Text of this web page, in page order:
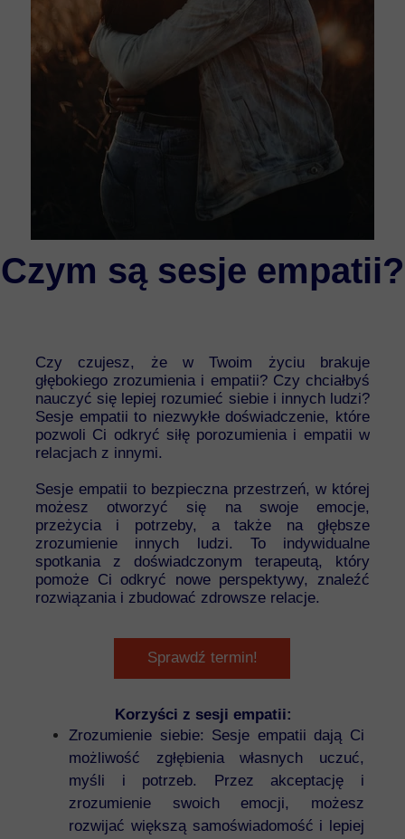
Korzyści z sesji empatii:
Zrozumienie siebie: Sesje empatii dają Ci
możliwość zgłębienia własnych uczuć,
myśli i potrzeb. Przez akceptację i
zrozumienie swoich emocji, możesz
rozwijać większą samoświadomość i lepiej
Sprawdź termin!
Czym są sesje empatii?
Czy czujesz, że w Twoim życiu brakuje
głębokiego zrozumienia i empatii? Czy chciałbyś
nauczyć się lepiej rozumieć siebie i innych ludzi?
Sesje empatii to niezwykłe doświadczenie, które
pozwoli Ci odkryć siłę porozumienia i empatii w
relacjach z innymi.
Sesje empatii to bezpieczna przestrzeń, w której
możesz otworzyć się na swoje emocje,
przeżycia i potrzeby, a także na głębsze
zrozumienie innych ludzi. To indywidualne
spotkania z doświadczonym terapeutą, który
pomoże Ci odkryć nowe perspektywy, znaleźć
rozwiązania i zbudować zdrowsze relacje.